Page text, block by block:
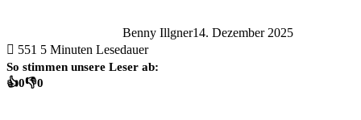
Benny Illgner14. Dezember 2025
551 5 Minuten Lesedauer
So stimmen unsere Leser ab:
👍0👎0